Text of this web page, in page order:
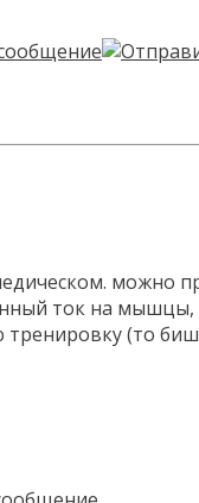
ток на
(то